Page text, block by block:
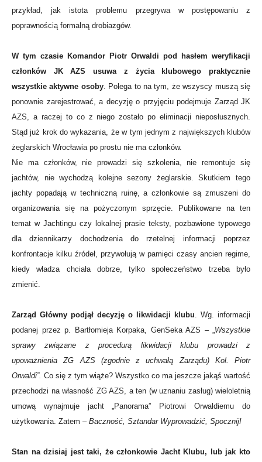
przykład, jak istota problemu przegrywa w postępowaniu z
poprawnością formalną drobiazgów.
W tym czasie Komandor Piotr Orwaldi pod hasłem weryfikacji
członków JK AZS usuwa z życia klubowego praktycznie
wszystkie aktywne osoby. Polega to na tym, że wszyscy muszą się
ponownie zarejestrować, a decyzję o przyjęciu podejmuje Zarząd JK
AZS, a raczej to co z niego zostało po eliminacji nieposłusznych.
Stąd już krok do wykazania, że w tym jednym z największych klubów
żeglarskich Wrocławia po prostu nie ma członków.
Nie ma członków, nie prowadzi się szkolenia, nie remontuje się
jachtów, nie wychodzą kolejne sezony żeglarskie. Skutkiem tego
jachty popadają w techniczną ruinę, a członkowie są zmuszeni do
organizowania się na pożyczonym sprzęcie. Publikowane na ten
temat w Jachtingu czy lokalnej prasie teksty, pozbawione typowego
dla dziennikarzy dochodzenia do rzetelnej informacji poprzez
konfrontacje kilku źródeł, przywołują w pamięci czasy ancien regime,
kiedy władza chciała dobrze, tylko społeczeństwo trzeba było
zmienić.
Zarząd Główny podjął decyzję o likwidacji klubu. Wg. informacji
podanej przez p. Bartłomieja Korpaka, GenSeka AZS – „Wszystkie
sprawy związane z procedurą likwidacji klubu prowadzi z
upoważnienia ZG AZS (zgodnie z uchwałą Zarządu) Kol. Piotr
Orwaldi”. Co się z tym wiąże? Wszystko co ma jeszcze jakąś wartość
przechodzi na własność ZG AZS, a ten (w uznaniu zasług) wieloletnią
umową wynajmuje jacht „Panorama” Piotrowi Orwaldiemu do
użytkowania. Zatem – Baczność, Sztandar Wyprowadzić, Spocznij!
Stan na dzisiaj jest taki, że członkowie Jacht Klubu, lub jak kto